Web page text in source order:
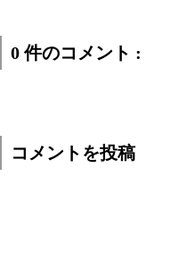
0 件のコメント :
コメントを投稿